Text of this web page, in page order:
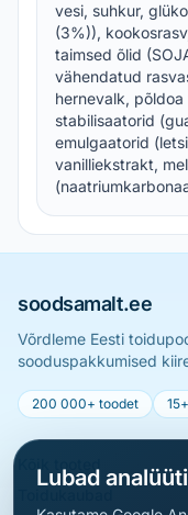
vesi, suhkur,
(3%)),
taimsed õlid
vähendatud
hernevalk,
stabilisaatorid
emulgaatorid
vanilliekstrakt,
soodsamalt.ee
Võrdleme Eesti
sooduspakkumised
200 000+ toodet
Lubad